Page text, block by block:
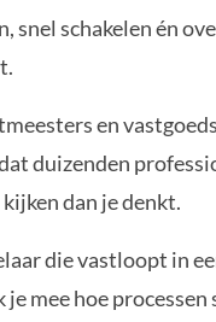
geplaatst
snel schakelen én
en
duizenden
dan je denkt.
die vastloopt in
je mee hoe